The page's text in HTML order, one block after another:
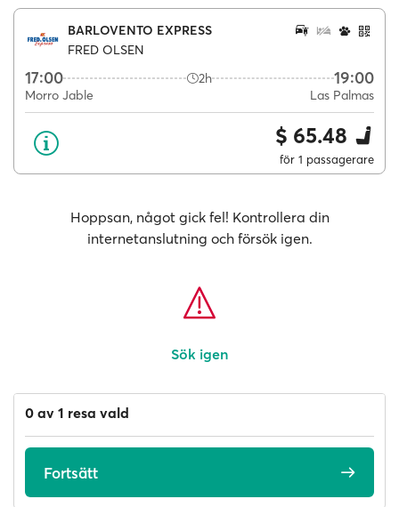
BARLOVENTO EXPRESS
FRED OLSEN
17:00 2h 19:00
Morro Jable Las Palmas
$ 65.48
för 1 passagerare
Hoppsan, något gick fel! Kontrollera din
internetanslutning och försök igen.
Sök igen
0 av 1 resa vald
Fortsätt